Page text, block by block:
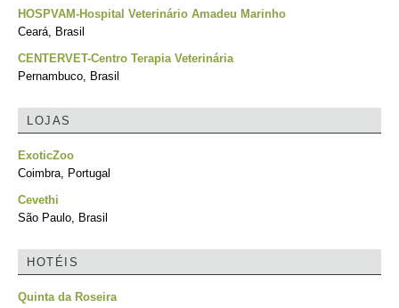
HOSPVAM-Hospital Veterinário Amadeu Marinho
Ceará, Brasil
CENTERVET-Centro Terapia Veterinária
Pernambuco, Brasil
LOJAS
ExoticZoo
Coimbra, Portugal
Cevethi
São Paulo, Brasil
HOTÉIS
Quinta da Roseira